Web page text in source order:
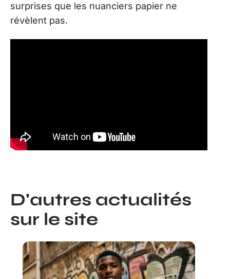
surprises que les nuanciers papier ne
révèlent pas.
D'autres actualités
sur le site